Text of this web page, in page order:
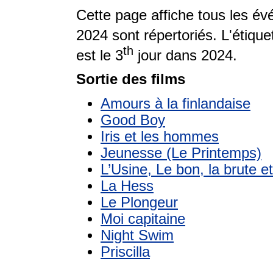
Cette page affiche tous les
2024 sont répertoriés.
est le 3th jour dans 2024.
Sortie des films
Amours à la finlandaise
Good Boy
Iris et les hommes
Jeunesse (Le Printemps)
L’Usine, Le bon, la brute
La Hess
Le Plongeur
Moi capitaine
Night Swim
Priscilla